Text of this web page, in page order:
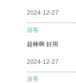
2024-12-27
游客
超棒啊 好用
2024-12-27
游客